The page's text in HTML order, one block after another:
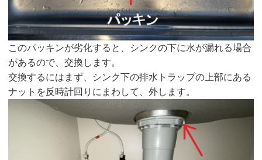
このパッキンが劣化すると、シンクの下に水が漏れる場合
があるので、交換します。
交換するにはまず、シンク下の排水トラップの上部にある
ナットを反時計回りにまわして、外します。